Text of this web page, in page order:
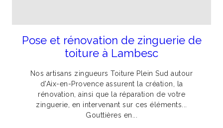
Pose et rénovation de zinguerie de
toiture à Lambesc
Nos artisans zingueurs Toiture Plein Sud autour
d'Aix-en-Provence assurent la création, la
rénovation, ainsi que la réparation de votre
zinguerie, en intervenant sur ces éléments...
Gouttières en...